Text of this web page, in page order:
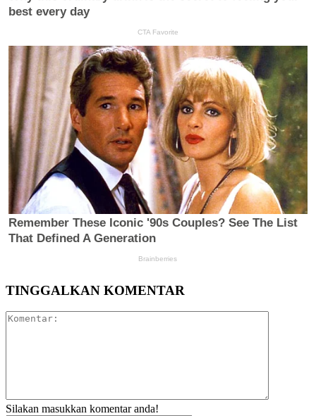
TINGGALKAN KOMENTAR
Silakan masukkan komentar anda!